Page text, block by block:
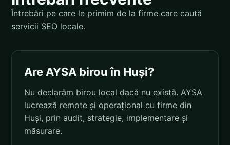
Întrebări pe care le primim de la firme care caută
servicii SEO locale.
Are AYSA birou în Huși?
Nu declarăm birou local dacă nu există. AYSA
lucrează remote și operațional cu firme din
Huși, prin audit, strategie, implementare și
măsurare.